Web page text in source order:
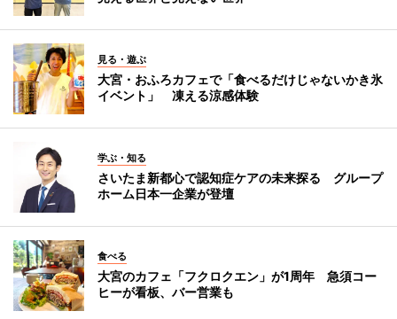
見る・遊ぶ
大宮・おふろカフェで「食べるだけじゃないかき氷
イベント」 凍える涼感体験
学ぶ・知る
さいたま新都心で認知症ケアの未来探る グループ
ホーム日本一企業が登壇
食べる
大宮のカフェ「フクロクエン」が1周年 急須コー
ヒーが看板、バー営業も